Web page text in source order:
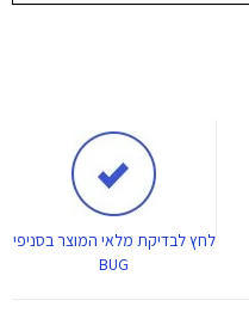
לחץלבדיקת מלאי המוצר בסניפי
BUG